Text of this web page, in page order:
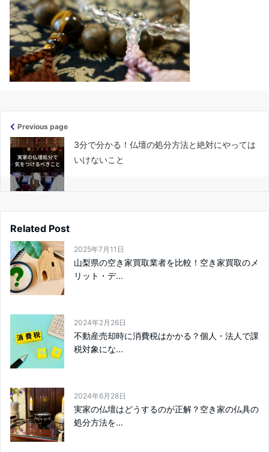
Previous page
3分で分かる！仏壇の処分方法と絶対にやっては
いけないこと
Related Post
2025年7月11日
山梨県の空き家買取業者を比較！空き家買取のメ
リット・デ...
2024年2月26日
不動産売却時に消費税はかかる？個人・法人で課
税対象にな...
2024年6月28日
実家の仏壇はどうするのが正解？空き家の仏具の
処分方法を...